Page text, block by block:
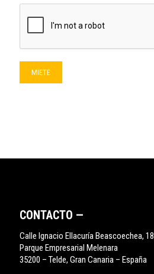
CONTACTO —
Calle Ignacio Ellacuría Beascoechea, 18
Parque Empresarial Melenara
35200 – Telde, Gran Canaria – España